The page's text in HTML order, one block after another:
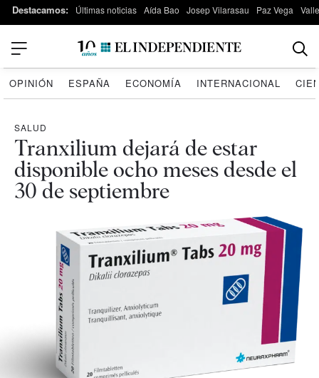
Destacamos: Últimas noticias Aída Bao Josep Vilarasau Paz Vega
OPINIÓN ESPAÑA ECONOMÍA INTERNACIONAL
SALUD
Tranxilium dejará de estar
disponible ocho meses desde el
30 de septiembre